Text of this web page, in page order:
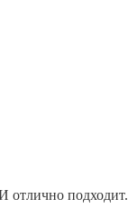
отлично подходит.